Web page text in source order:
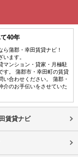
40年
蒲郡・幸田賃貸ナビ！
ます。
マンション・貸家・月極駐
す。 蒲郡市・幸田町の賃貸
合わせください。 蒲郡・
介のお手伝いをさせていた
賃貸ナビ